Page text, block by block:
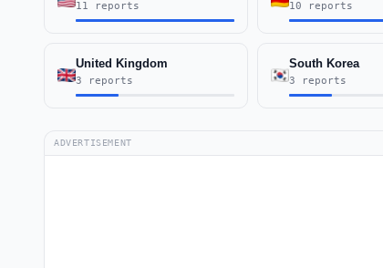
11 reports 10 reports
United Kingdom
3 reports
South Korea
3 reports
ADVERTISEMENT